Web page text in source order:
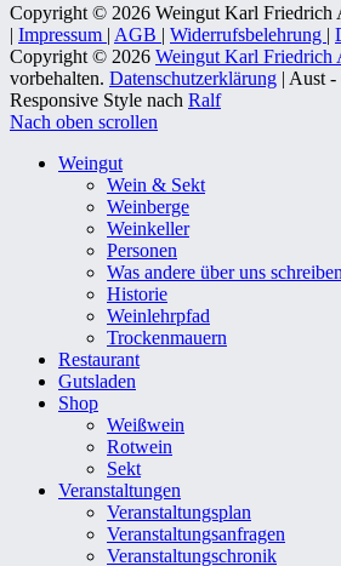
Copyright © 2026 Weingut Karl Friedrich
| Impressum | AGB | Widerrufsbelehrung |
Copyright © 2026 Weingut Karl Friedrich
vorbehalten. Datenschutzerklärung | Aust -
Responsive Style nach Ralf
Nach oben scrollen
Weingut
Wein & Sekt
Weinberge
Weinkeller
Personen
Was andere über uns
Historie
Weinlehrpfad
Trockenmauern
Restaurant
Gutsladen
Shop
Weißwein
Rotwein
Sekt
Veranstaltungen
Veranstaltungsplan
Veranstaltungsanfragen
Veranstaltungschronik